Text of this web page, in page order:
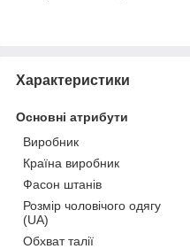
Характеристики
Основні атрибути
Виробник
Країна виробник
Фасон штанів
Розмір чоловічого одягу
(UA)
Обхват талії